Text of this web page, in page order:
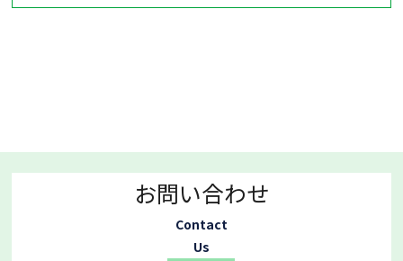
お問い合わせ
Contact
Us